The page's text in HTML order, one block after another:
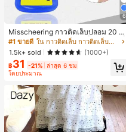
6
Misscheering กาวติดเล็บปลอม 20 กรั
ม แรงยึดสูง เจลสติกเกอร์เล็บนุ่ม แห้งเร็
ว เหมาะสำหรับผู้เริ่มต้นทำเล็บ ติดทนน
าน
#1 ขายดี
ใน กาวติดเล็บ กาวติดเล็บและสารยึดติด
1.5k+ sold
(1000+)
฿31 -21%
ล่าสุด 6 ชม
โดยประมาณ